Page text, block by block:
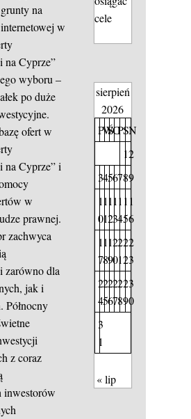
na
w
na Cyprze”
wyboru –
po duże
ofert w
na Cyprze” i
w
prawnej.
zachwyca
zarówno dla
jak i
Północny
z coraz
inwestorów
cele
sierpień
2026
PW
ŚCPSN
12
3456789
1
0
1
1
1
2
1
3
1
4
1
5
1
6
1
7
1
8
1
9
2
0
2
1
2
2
2
3
2
4
2
5
2
6
2
7
2
8
2
9
3
0
3
1
« lip